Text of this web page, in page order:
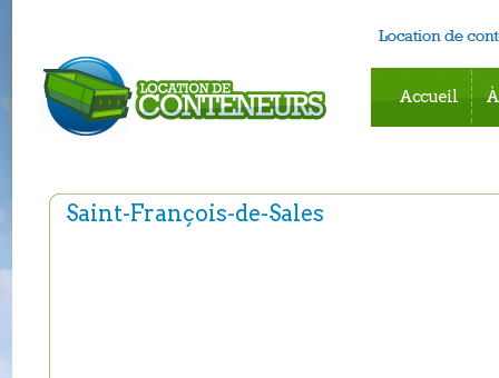
Accueil
Saint-François-de-Sales